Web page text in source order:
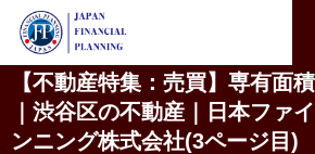
【不動産特集：売買】専有面
｜渋谷区の不動産｜日本ファ
ンニング株式会社(3ページ目)